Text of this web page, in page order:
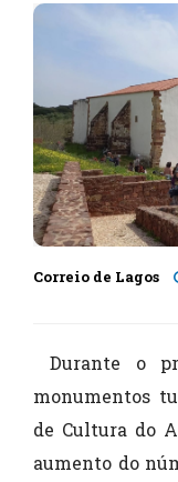
Correio de Lagos
Durante o
monumentos
de Cultura do
aumento do